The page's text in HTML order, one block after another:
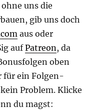
uns die
gib uns doch
aus oder
aufPatreon, da
oben
für ein Folgen-
Problem. Klicke
du magst: